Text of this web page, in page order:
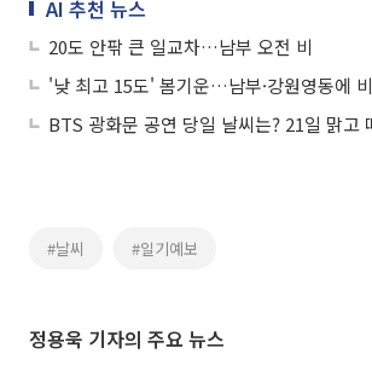
AI 추천 뉴스
20도 안팎 큰 일교차…남부 오전 비
'낮 최고 15도' 봄기운…남부·강원영동에 비
#날씨 #일기예보
정용욱 기자의 주요 뉴스